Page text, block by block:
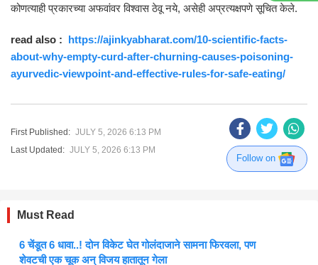
कोणत्याही प्रकारच्या अफवांवर विश्वास ठेवू नये, असेही अप्रत्यक्षपणे सूचित केले.
read also : https://ajinkyabharat.com/10-scientific-facts-
about-why-empty-curd-after-churning-causes-poisoning-
ayurvedic-viewpoint-and-effective-rules-for-safe-eating/
First Published: JULY 5, 2026 6:13 PM
Last Updated: JULY 5, 2026 6:13 PM
Follow on
Must Read
6 चेंडूत 6 धावा..! दोन विकेट घेत गोलंदाजाने सामना फिरवला, पण
शेवटची एक चूक अन् विजय हातातून गेला